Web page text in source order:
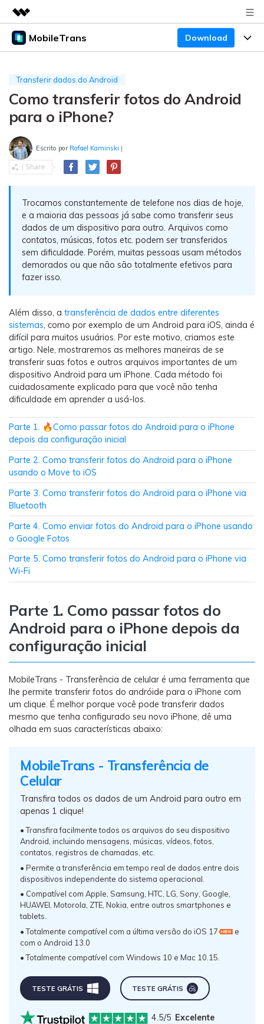
Produtos em destaque
Utilitários
Soluções
Sobre nós
Sala de imprensa
Loja
Suporte
MobileTrans Download
Desktop
Transferir o WhatsApp e o WhatsApp Business
entre dispositivos Android e iOS.
Transferir mensagens, fotos, vídeos e muito mais
de celular para outro, celular para computador e
vice-versa.
Backup e restauração
backups facilmente.
Recuperar visulização única de WhatsApp
Recupere todas as mídias de visulização única do
WhatsApp — fotos, vídeos e mensagens de voz.
App
Mutsapper
Transferir dados do WhatsApp e WhatsApp
Business sem redefinição de fábrica.
MobileTrans App
Transferir dados do telefone, dados do
WhatsApp e arquivos entre dispositivos.
e informado.
Preços
Preços para Mac
Preços Educacionais
Centro de apoio
Guia de usuario
Mais suporte
Blogs
Temas em Destaque
Temas em Destaque
Concursos e eventos
Download
Transferir dados do Android
Como transferir fotos do Android
para o iPhone?
Escrito por Rafael Kaminski |
Trocamos constantemente de telefone nos dias de hoje,
e a maioria das pessoas já sabe como transferir seus
dados de um dispositivo para outro. Arquivos como
contatos, músicas, fotos etc. podem ser transferidos
sem dificuldade. Porém, muitas pessoas usam métodos
demorados ou que não são totalmente efetivos para
fazer isso.
Além disso, a transferência de dados entre diferentes
sistemas, como por exemplo de um Android para iOS, ainda é
difícil para muitos usuários. Por este motivo, criamos este
artigo. Nele, mostraremos as melhores maneiras de se
transferir suas fotos e outros arquivos importantes de um
dispositivo Android para um iPhone. Cada método foi
cuidadosamente explicado para que você não tenha
dificuldade em aprender a usá-los.
Parte 1. 🔥Como passar fotos do Android para o iPhone
depois da configuração inicial
Parte 2. Como transferir fotos do Android para o iPhone
usando o Move to iOS
Parte 3. Como transferir fotos do Android para o iPhone via
Bluetooth
Parte 4. Como enviar fotos do Android para o iPhone usando
o Google Fotos
Parte 5. Como transferir fotos do Android para o iPhone via
Wi-Fi
Parte 1. Como passar fotos do
Android para o iPhone depois da
configuração inicial
MobileTrans - Transferência de celular é uma ferramenta que
lhe permite transferir fotos do andróide para o iPhone com
um clique. É melhor porque você pode transferir dados
mesmo que tenha configurado seu novo iPhone, dê uma
olhada em suas características abaixo:
MobileTrans - Transferência de
Celular
Transfira todos os dados de um Android para outro em
apenas 1 clique!
• Transfira facilmente todos os arquivos do seu dispositivo
Android, incluindo mensagens, músicas, vídeos, fotos,
contatos, registros de chamadas, etc.
• Permite a transferência em tempo real de dados entre dois
dispositivos independente do sistema operacional.
• Compatível com Apple, Samsung, HTC, LG, Sony, Google,
HUAWEI, Motorola, ZTE, Nokia, entre outros smartphones e
tablets.
• Totalmente compatível com a última versão do iOS 17
e
com o Android 13.0
• Totalmente compatível com Windows 10 e Mac 10.15.
TESTE GRÁTIS TESTE GRÁTIS
4.5/5 Excelente